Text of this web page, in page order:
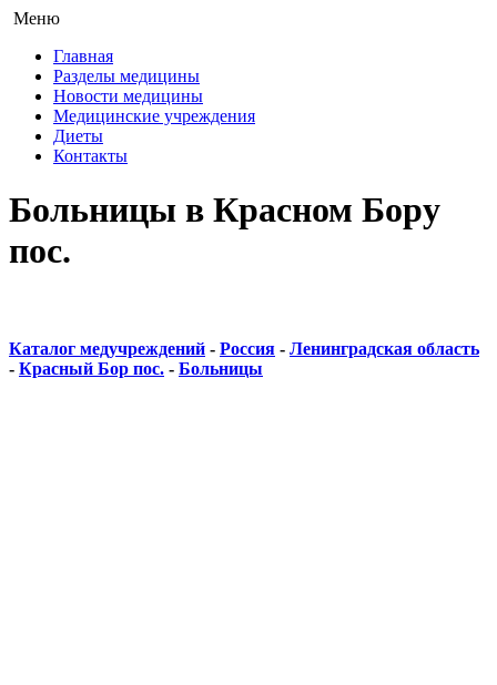
Меню
Главная
Разделы медицины
Новости медицины
Медицинские учреждения
Диеты
Контакты
Больницы в Красном Бору
пос.
Каталог медучреждений - Россия - Ленинградская область
- Красный Бор пос. - Больницы